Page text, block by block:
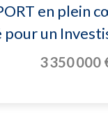
en plein
un
3 350 000